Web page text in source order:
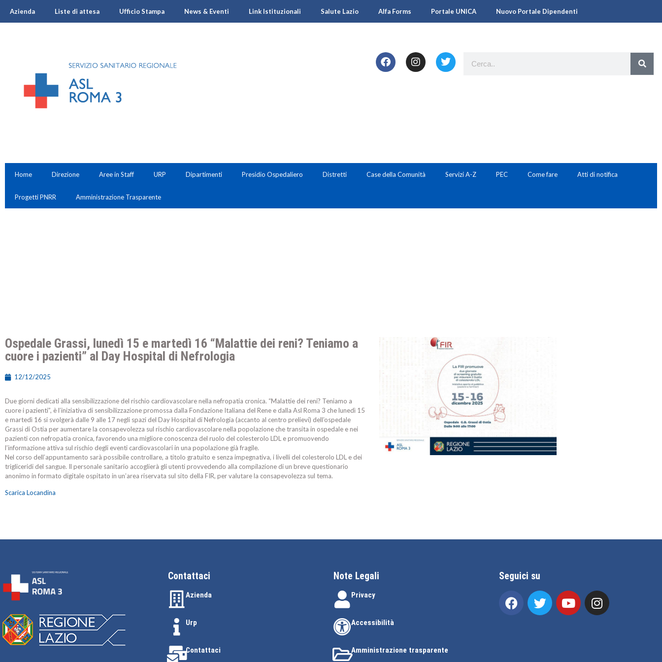
Azienda Liste di attesa Ufficio Stampa News & Eventi Link Istituzionali Salute Lazio Alfa Forms Portale UNICA Nuovo Portale Dipendenti
Home Direzione Aree in Staff URP Dipartimenti Presidio Ospedaliero Distretti Case della Comunità Servizi A-Z PEC Come fare Atti di notifica
Progetti PNRR Amministrazione Trasparente
Ospedale Grassi, lunedì 15 e martedì 16 “Malattie dei reni? Teniamo a
cuore i pazienti” al Day Hospital di Nefrologia
12/12/2025
Due giorni dedicati alla sensibilizzazione del rischio cardiovascolare nella nefropatia cronica. “Malattie dei reni? Teniamo a
cuore i pazienti”, è l’iniziativa di sensibilizzazione promossa dalla Fondazione Italiana del Rene e dalla Asl Roma 3 che lunedì 15
e martedì 16 si svolgerà dalle 9 alle 17 negli spazi del Day Hospital di Nefrologia (accanto al centro prelievi) dell’ospedale
Grassi di Ostia per aumentare la consapevolezza sul rischio cardiovascolare nella popolazione che transita in ospedale e nei
pazienti con nefropatia cronica, favorendo una migliore conoscenza del ruolo del colesterolo LDL e promuovendo
l’informazione attiva sul rischio degli eventi cardiovascolari in una popolazione già fragile.
Nel corso dell’appuntamento sarà possibile controllare, a titolo gratuito e senza impegnativa, i livelli del colesterolo LDL e dei
trigliceridi del sangue. Il personale sanitario accoglierà gli utenti provvedendo alla compilazione di un breve questionario
anonimo in formato digitale ospitato in un’area riservata sul sito della FIR, per valutare la consapevolezza sul tema.
Scarica Locandina
Contattaci
Azienda
Urp
Contattaci
Note Legali
Privacy
Accessibilità
Amministrazione trasparente
Seguici su